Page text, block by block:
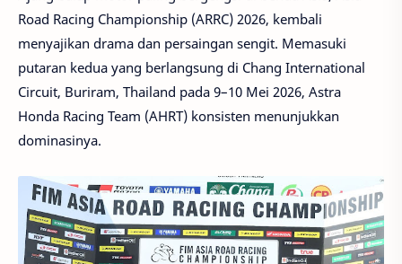
Road Racing Championship (ARRC) 2026, kembali
menyajikan drama dan persaingan sengit. Memasuki
putaran kedua yang berlangsung di Chang International
Circuit, Buriram, Thailand pada 9–10 Mei 2026, Astra
Honda Racing Team (AHRT) konsisten menunjukkan
dominasinya.